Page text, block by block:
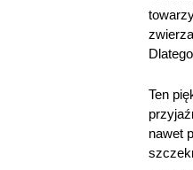
Ten
nawet